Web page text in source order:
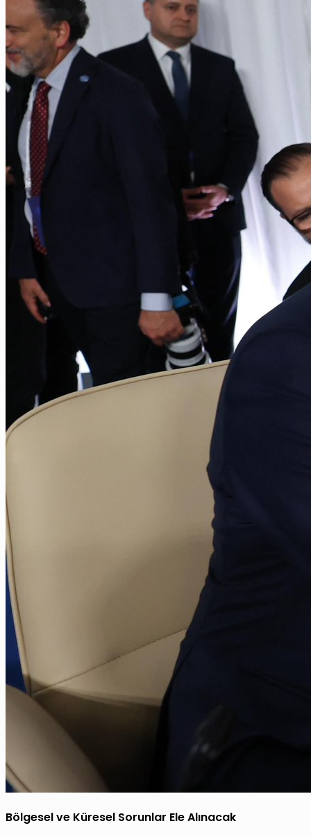
Bölgesel ve Küresel Sorunlar Ele Alınacak